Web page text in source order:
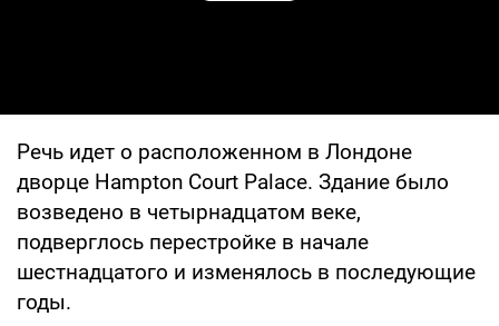
Речь идет о расположенном в Лондоне
дворце Hampton Court Palace. Здание было
возведено в четырнадцатом веке,
подверглось перестройке в начале
шестнадцатого и изменялось в последующие
годы.